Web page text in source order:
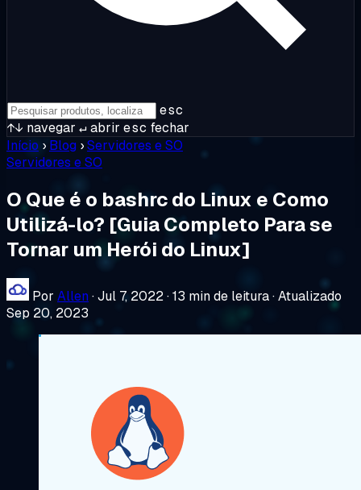
esc
↑↓ navegar ↵abrir esc fechar
Início › Blog ›Servidores e SO
Servidores e SO
O Que é o bashrc do Linux e Como
Utilizá-lo? [Guia Completo Para se
Tornar um Herói do Linux]
Por Allen ·Jul 7, 2022·13 min de leitura·Atualizado
Sep 20, 2023